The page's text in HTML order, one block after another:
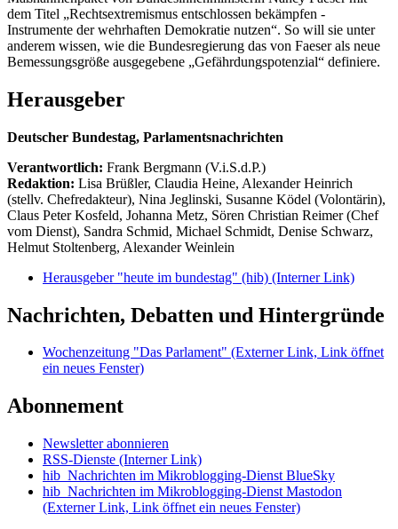
dem Titel „Rechtsextremismus entschlossen bekämpfen -
Instrumente der wehrhaften Demokratie nutzen“. So will sie unter
anderem wissen, wie die Bundesregierung das von Faeser als neue
Bemessungsgröße ausgegebene „Gefährdungspotenzial“ definiere.
Herausgeber
Deutscher Bundestag, Parlamentsnachrichten
Verantwortlich: Frank Bergmann (V.i.S.d.P.)
Redaktion: Lisa Brüßler, Claudia Heine, Alexander Heinrich
(stellv. Chefredakteur), Nina Jeglinski, Susanne Ködel (Volontärin),
Claus Peter Kosfeld, Johanna Metz, Sören Christian Reimer (Chef
vom Dienst), Sandra Schmid, Michael Schmidt, Denise Schwarz,
Helmut Stoltenberg, Alexander Weinlein
Herausgeber "heute im bundestag" (hib) (Interner Link)
Nachrichten, Debatten und Hintergründe
Wochenzeitung "Das Parlament" (Externer Link, Link öffnet
ein neues Fenster)
Abonnement
Newsletter abonnieren
RSS-Dienste (Interner Link)
hib_Nachrichten im Mikroblogging-Dienst BlueSky
hib_Nachrichten im Mikroblogging-Dienst Mastodon
(Externer Link, Link öffnet ein neues Fenster)